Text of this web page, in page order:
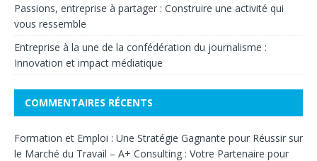
Passions, entreprise à partager : Construire une activité qui
vous ressemble
Entreprise à la une de la confédération du journalisme :
Innovation et impact médiatique
COMMENTAIRES RÉCENTS
Formation et Emploi : Une Stratégie Gagnante pour Réussir sur
le Marché du Travail – A+ Consulting : Votre Partenaire pour